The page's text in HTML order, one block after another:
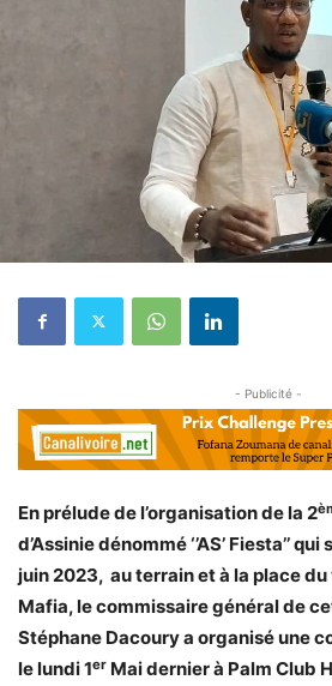
- Publicité -
En prélude de l’organisation de la 2
d’Assinie dénommé ‘’AS’ Fiesta’’
juin 2023, au terrain et à la place du
Mafia, le commissaire général de
Stéphane Dacoury a organisé une
le lundi 1er Mai dernier à Palm Club